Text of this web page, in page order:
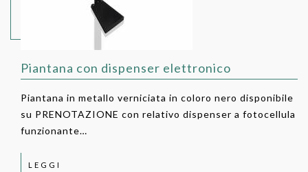
Piantana con dispenser elettronico
Piantana in metallo verniciata in coloro nero disponibile
su PRENOTAZIONE con relativo dispenser a fotocellula
funzionante…
LEGGI